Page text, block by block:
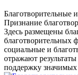
Благотворительные
Признание
Здесь размещены
благотворительных
социальные и
отражают
поддержку